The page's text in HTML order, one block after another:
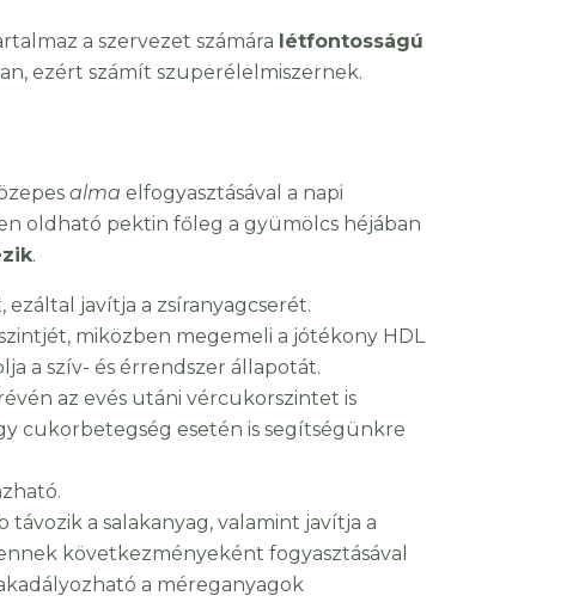
a szervezet számára létfontosságú
ezért számít szuperélelmiszernek.
alma elfogyasztásával a napi
oldható pektin főleg a gyümölcs héjában
.
javítja a zsíranyagcserét.
miközben megemeli a jótékony HDL
a szív- és érrendszer állapotát.
az evés utáni vércukorszintet is
cukorbetegség esetén is segítségünkre
távozik a salakanyag, valamint javítja a
következményeként fogyasztásával
a méreganyagok